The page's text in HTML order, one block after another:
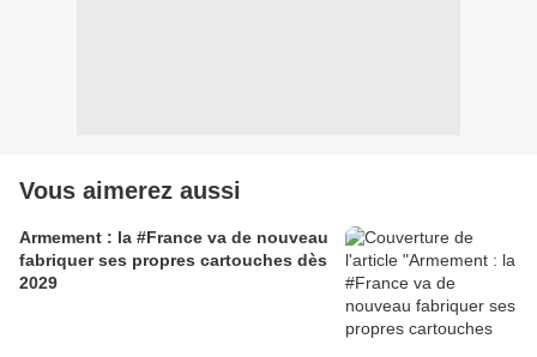
Vous aimerez aussi
Armement : la #France va de nouveau
fabriquer ses propres cartouches dès
2029